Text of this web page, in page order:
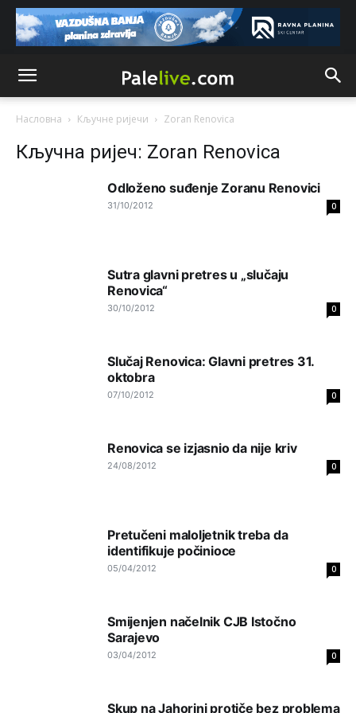
Насловна Кључне ријечи Zoran Renovica
Кључна ријеч: Zoran Renovica
Odloženo suđenje Zoranu Renovici
31/10/2012 0
Sutra glavni pretres u „slučaju
Renovica“
30/10/2012 0
Slučaj Renovica: Glavni pretres 31.
oktobra
07/10/2012 0
Renovica se izjasnio da nije kriv
24/08/2012 0
Pretučeni maloljetnik treba da
identifikuje počinioce
05/04/2012 0
Smijenjen načelnik CJB Istočno
Sarajevo
03/04/2012 0
Skup na Jahorini protiče bez problema
Анонимно2810587 8/7/2026 11:26
Pozdrav,evo hvata me meze.
Анонимно2811968 8/7/2026 11:38
Narod ne zeli da ih vode bogati i podobni,narod hoce
Анонимно2811968 8/7/2026
Анонимно2817461 јуче 8:37
Анонимно2553747 јуче 9:55
Jel moguće da toliko zaostaju za nama..
Prema posljednjem zvaničnom popisu stanovništva, u
Sa ovim procentom, Bosna i Hercegovina ima najvišu
stopu nepismenosti u regionu.
Najveći rizik sa nepismenim stanovništvom je "kupovina
glasova" i manipulacija kroz fiktivne pomoćnike (koji
zapravo glasaju po nalogu političkih partija, a ne po želji